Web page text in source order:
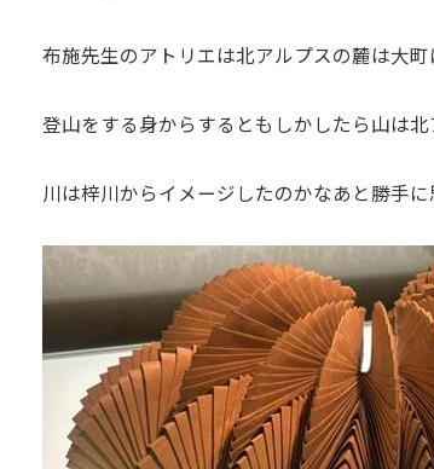
布施先生のアトリエは北アルプスの麓は大町
登山をする身からするともしかしたら山は北
川は梓川からイメージしたのかなあと勝手に